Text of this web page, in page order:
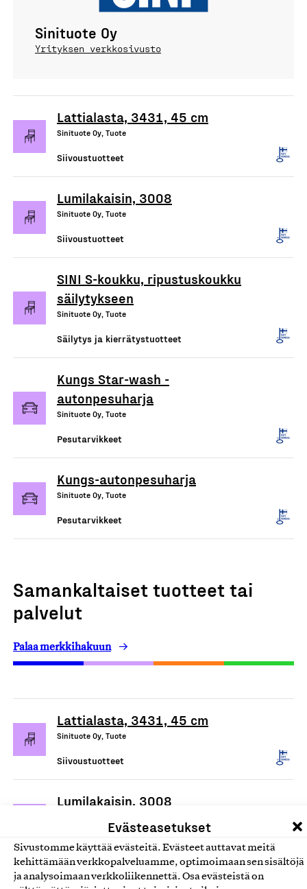
Evästeasetukset
Sivustomme käyttää evästeitä. Evästeet auttavat meitä
kehittämään verkkopalveluamme, optimoimaan sen sisältöjä
ja analysoimaan verkkoliikennettä. Osa evästeistä on
Sinituote Oy
Yrityksen verkkosivusto
Lattialasta, 3431, 45 cm
Sinituote Oy, Tuote
Siivoustuotteet
Lumilakaisin, 3008
Sinituote Oy, Tuote
Siivoustuotteet
SINI S-koukku, ripustuskoukku
säilytykseen
Sinituote Oy, Tuote
Säilytys ja kierrätystuotteet
Kungs Star-wash -
autonpesuharja
Sinituote Oy, Tuote
Pesutarvikkeet
Kungs-autonpesuharja
Sinituote Oy, Tuote
Pesutarvikkeet
Samankaltaiset tuotteet tai
palvelut
Palaa merkkihakuun
Lattialasta, 3431, 45 cm
Sinituote Oy, Tuote
Siivoustuotteet
Lumilakaisin, 3008
Siivoustuotteet
Mainio pesuaineet ihon ja kodin